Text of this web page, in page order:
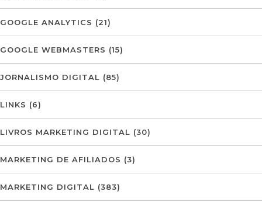
GOOGLE ANALYTICS (21)
GOOGLE WEBMASTERS (15)
JORNALISMO DIGITAL (85)
LINKS (6)
LIVROS MARKETING DIGITAL (30)
MARKETING DE AFILIADOS (3)
MARKETING DIGITAL (383)